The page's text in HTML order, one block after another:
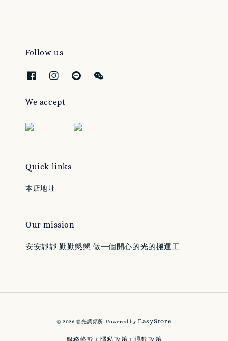
Follow us
We accept
Quick links
本店地址
Our mission
安安靜靜 勤勤懇懇 做一個開心的光的搬運工
© 2026 春光調頻所. Powered byEasyStore